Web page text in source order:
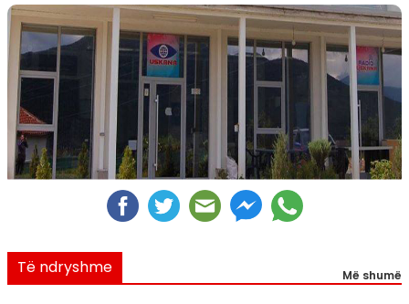
Të ndryshme Më shumë